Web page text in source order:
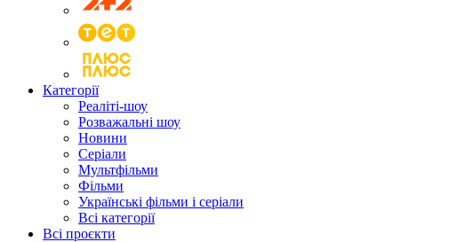
Категорії
Реаліті-шоу
Розважальні шоу
Новини
Серіали
Мультфільми
Фільми
Українські фільми і серіали
Всі категорії
Всі проєкти